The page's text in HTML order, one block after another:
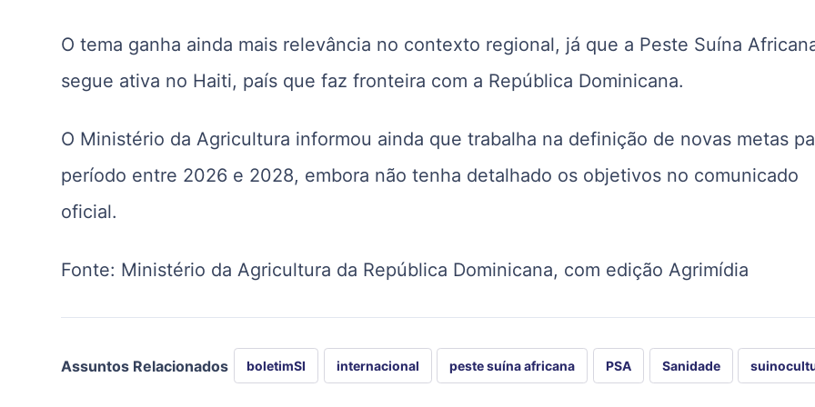
O tema ganha ainda mais relevância no contexto regional, já que a Peste Suína
segue ativa no Haiti, país que faz fronteira com a República Dominicana.
O Ministério da Agricultura informou ainda que trabalha na definição de novas metas
período entre 2026 e 2028, embora não tenha detalhado os objetivos no comunicado
oficial.
Fonte: Ministério da Agricultura da República Dominicana, com edição Agrimídia
Assuntos Relacionados boletimSI internacional peste suína africana PSA Sanidade